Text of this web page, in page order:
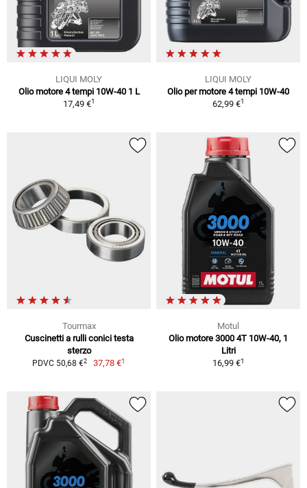
LIQUI MOLY
Olio motore 4 tempi 10W-40 1 L
17,49 €1
LIQUI MOLY
Olio per motore 4 tempi 10W-40
62,99 €1
Tourmax
Cuscinetti a rulli conici testa
sterzo
PDVC 50,68 €2 37,78 €1
Motul
Olio motore 3000 4T 10W-40, 1
Litri
16,99 €1